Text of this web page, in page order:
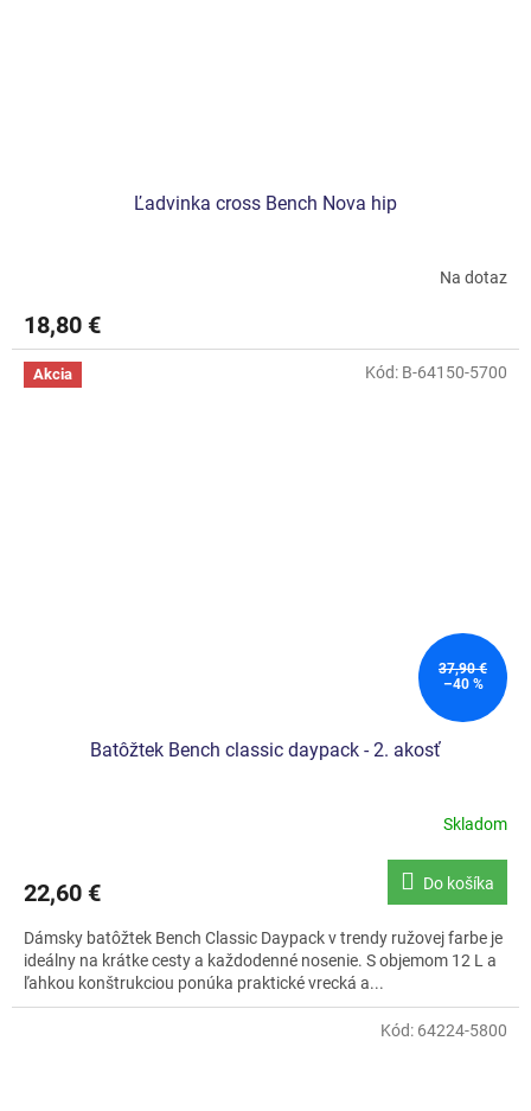
Ľadvinka cross Bench Nova hip
Na dotaz
18,80 €
Akcia
37,90 €
–40 %
Batôžtek Bench classic daypack - 2. akosť
Skladom
22,60 € Do košíka
Dámsky batôžtek Bench Classic Daypack v trendy ružovej farbe je
ideálny na krátke cesty a každodenné nosenie. S objemom 12 L a
ľahkou konštrukciou ponúka praktické vrecká a...
Kód: B-64150-5700
Kód: 64224-5800